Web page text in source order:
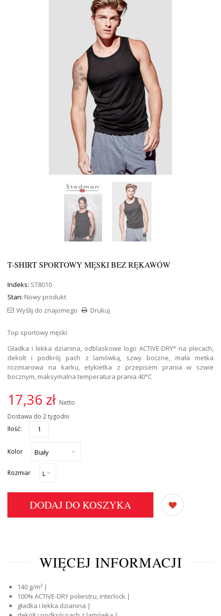
T-SHIRT SPORTOWY MĘSKI BEZ RĘKAWÓW
Indeks: ST8010
Stan: Nowy produkt
Drukuj
Wyślij do znajomego
Top sportowy męski
Gładka i lekka dzianina, odblaskowe logo ACTIVE-DRY° na plecach,
dekolt i podkrój pach z lamówką, szwy boczne, mała metka
rozmiarowa na karku, etykietka z przepisem prania w szwie
bocznym, maksymalna temperatura prania 40°C
17,36 zł Netto
Dostawa do 2 tygodni
Ilość:
Kolor
Rozmiar
DODAJ DO KOSZYKA
WIĘCEJ INFORMACJI
140 g/m² |
100% ACTIVE-DRY poliestru, interlock |
gładka i lekka dzianina |